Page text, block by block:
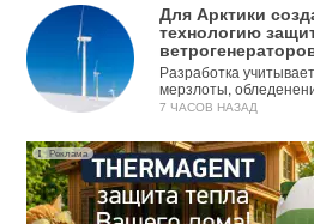
Для Арктики
технологию
Разработка
мерзлоты,
7 ЧАСОВ НАЗАД
Гибридный
с одним общим
Исследователи
конструкцию
Реклама